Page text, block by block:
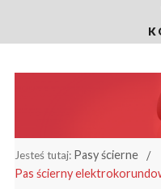
Jesteś tutaj: Pasy ścierne
Pas ścierny